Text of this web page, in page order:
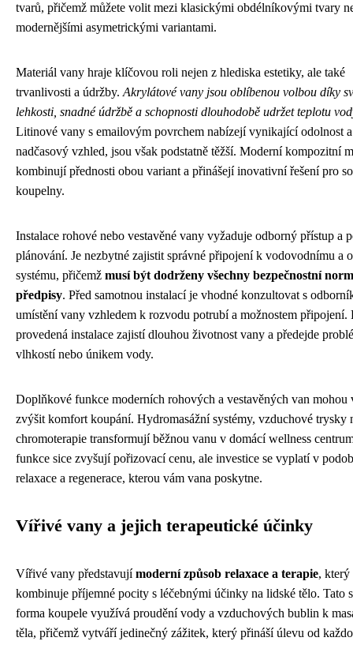
tvarů, přičemž můžete volit mezi klasickými obdélníkovými tvary
modernějšími asymetrickými variantami.
Materiál vany hraje klíčovou roli nejen z hlediska estetiky, ale také
trvanlivosti a údržby. Akrylátové vany jsou oblíbenou volbou díky
lehkosti, snadné údržbě a schopnosti dlouhodobě udržet teplotu
Litinové vany s emailovým povrchem nabízejí vynikající odolnost a
nadčasový vzhled, jsou však podstatně těžší. Moderní kompozitní
kombinují přednosti obou variant a přinášejí inovativní řešení pro
koupelny.
Instalace rohové nebo vestavěné vany vyžaduje odborný přístup a
plánování. Je nezbytné zajistit správné připojení k vodovodnímu a
systému, přičemž musí být dodrženy všechny bezpečnostní
předpisy. Před samotnou instalací je vhodné konzultovat s
umístění vany vzhledem k rozvodu potrubí a možnostem připojení.
provedená instalace zajistí dlouhou životnost vany a předejde
vlhkostí nebo únikem vody.
Doplňkové funkce moderních rohových a vestavěných van mohou
zvýšit komfort koupání. Hydromasážní systémy, vzduchové trysky
chromoterapie transformují běžnou vanu v domácí wellness
funkce sice zvyšují pořizovací cenu, ale investice se vyplatí v
relaxace a regenerace, kterou vám vana poskytne.
Vířivé vany a jejich terapeutické účinky
Vířivé vany představujímoderní způsob relaxace a terapie, který
kombinuje příjemné pocity s léčebnými účinky na lidské tělo. Tato
forma koupele využívá proudění vody a vzduchových bublin k
těla, přičemž vytváří jedinečný zážitek, který přináší úlevu od